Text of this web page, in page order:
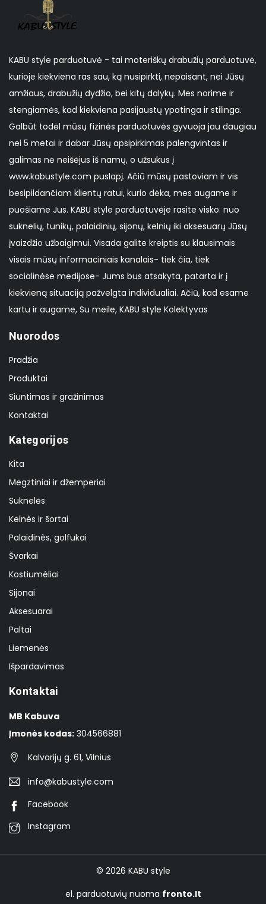
KABU style parduotuvė - tai moteriškų drabužių parduotuvė,
kurioje kiekviena ras sau, ką nusipirkti, nepaisant, nei Jūsų
amžiaus, drabužių dydžio, bei kitų dalykų. Mes norime ir
stengiamės, kad kiekviena pasijaustų ypatinga ir stilinga.
Galbūt todėl mūsų fizinės parduotuvės gyvuoja jau daugiau
nei 5 metai ir dabar Jūsų apsipirkimas palengvintas ir
galimas nė neišėjus iš namų, o užsukus į
www.kabustyle.com puslapį. Ačiū mūsų pastoviam ir vis
besipildančiam klientų ratui, kurio dėka, mes augame ir
puošiame Jus. KABU style parduotuvėje rasite visko: nuo
suknelių, tunikų, palaidinių, sijonų, kelnių iki aksesuarų Jūsų
įvaizdžio užbaigimui. Visada galite kreiptis su klausimais
visais mūsų informaciniais kanalais- tiek čia, tiek
socialinėse medijose- Jums bus atsakyta, patarta ir į
kiekvieną situaciją pažvelgta individualiai. Ačiū, kad esame
kartu ir augame, Su meile, KABU style Kolektyvas
Nuorodos
Pradžia
Produktai
Siuntimas ir gražinimas
Kontaktai
Kategorijos
Kita
Megztiniai ir džemperiai
Suknelės
Kelnès ir šortai
Palaidinès, golfukai
Švarkai
Kostiumèliai
Sijonai
Aksesuarai
Paltai
Liemenės
Išpardavimas
Kontaktai
MB Kabuva
Įmonės kodas: 304566881
Kalvarijų g. 61, Vilnius
info@kabustyle.com
Facebook
Instagram
© 2026 KABU style
el. parduotuvių nuoma fronto.lt